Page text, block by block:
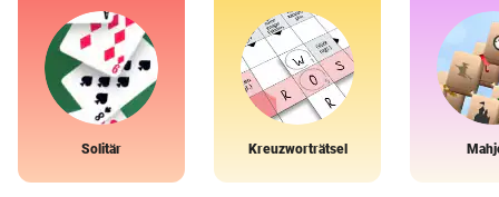
Solitär Kreuzworträtsel